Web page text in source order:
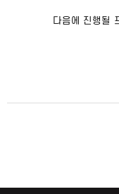
다음에 진행될